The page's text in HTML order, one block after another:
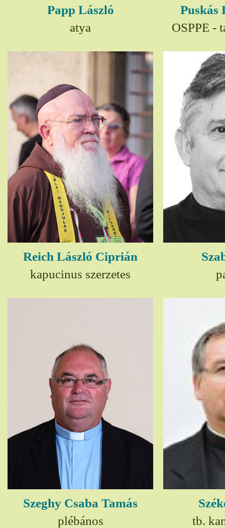
Papp László
atya
Puskás
OSPPE -
Reich László Ciprián
kapucinus szerzetes
Szeghy Csaba Tamás
plébános
tb.